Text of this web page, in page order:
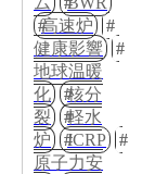
高速炉
健康影響
地球温暖
化
核分
裂
軽水
炉
ICRP
原子力安